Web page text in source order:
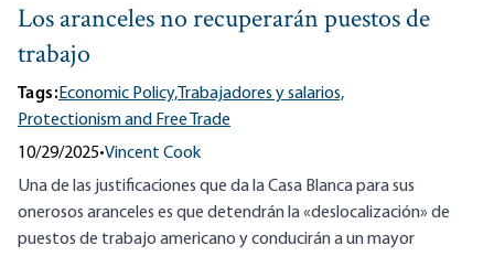
Los aranceles no recuperarán puestos de
trabajo
Tags:Economic Policy,Trabajadores y salarios,
Protectionism and Free Trade
10/29/2025•Vincent Cook
Una de las justificaciones que da la Casa Blanca para sus
onerosos aranceles es que detendrán la «deslocalización» de
puestos de trabajo americano y conducirán a un mayor